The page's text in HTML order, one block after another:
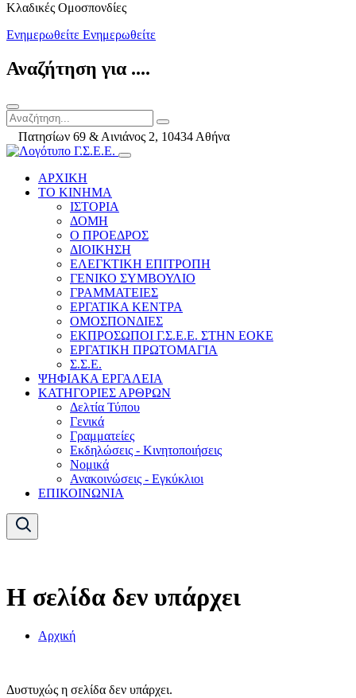
Kλαδικές Ομοσπονδίες
Ενημερωθείτε Ενημερωθείτε
Αναζήτηση για ....
Πατησίων 69 & Αινιάνος 2, 10434 Αθήνα
ΑΡΧΙΚΗ
ΤΟ ΚΙΝΗΜΑ
ΙΣΤΟΡΙΑ
ΔΟΜΗ
Ο ΠΡΟΕΔΡΟΣ
ΔΙΟΙΚΗΣΗ
ΕΛΕΓΚΤΙΚΗ ΕΠΙΤΡΟΠΗ
ΓΕΝΙΚΟ ΣΥΜΒΟΥΛΙΟ
ΓΡΑΜΜΑΤΕΙΕΣ
ΕΡΓΑΤΙΚΑ ΚΕΝΤΡΑ
ΟΜΟΣΠΟΝΔΙΕΣ
ΕΚΠΡΟΣΩΠΟΙ Γ.Σ.Ε.Ε. ΣΤΗΝ ΕΟΚΕ
ΕΡΓΑΤΙΚΗ ΠΡΩΤΟΜΑΓΙΑ
Σ.Σ.Ε.
ΨΗΦΙΑΚΑ ΕΡΓΑΛΕΙΑ
ΚΑΤΗΓΟΡΙΕΣ ΑΡΘΡΩΝ
Δελτία Τύπου
Γενικά
Γραμματείες
Εκδηλώσεις - Κινητοποιήσεις
Νομικά
Ανακοινώσεις - Εγκύκλιοι
ΕΠΙΚΟΙΝΩΝΙΑ
Η σελίδα δεν υπάρχει
Αρχική
Δυστυχώς η σελίδα δεν υπάρχει.